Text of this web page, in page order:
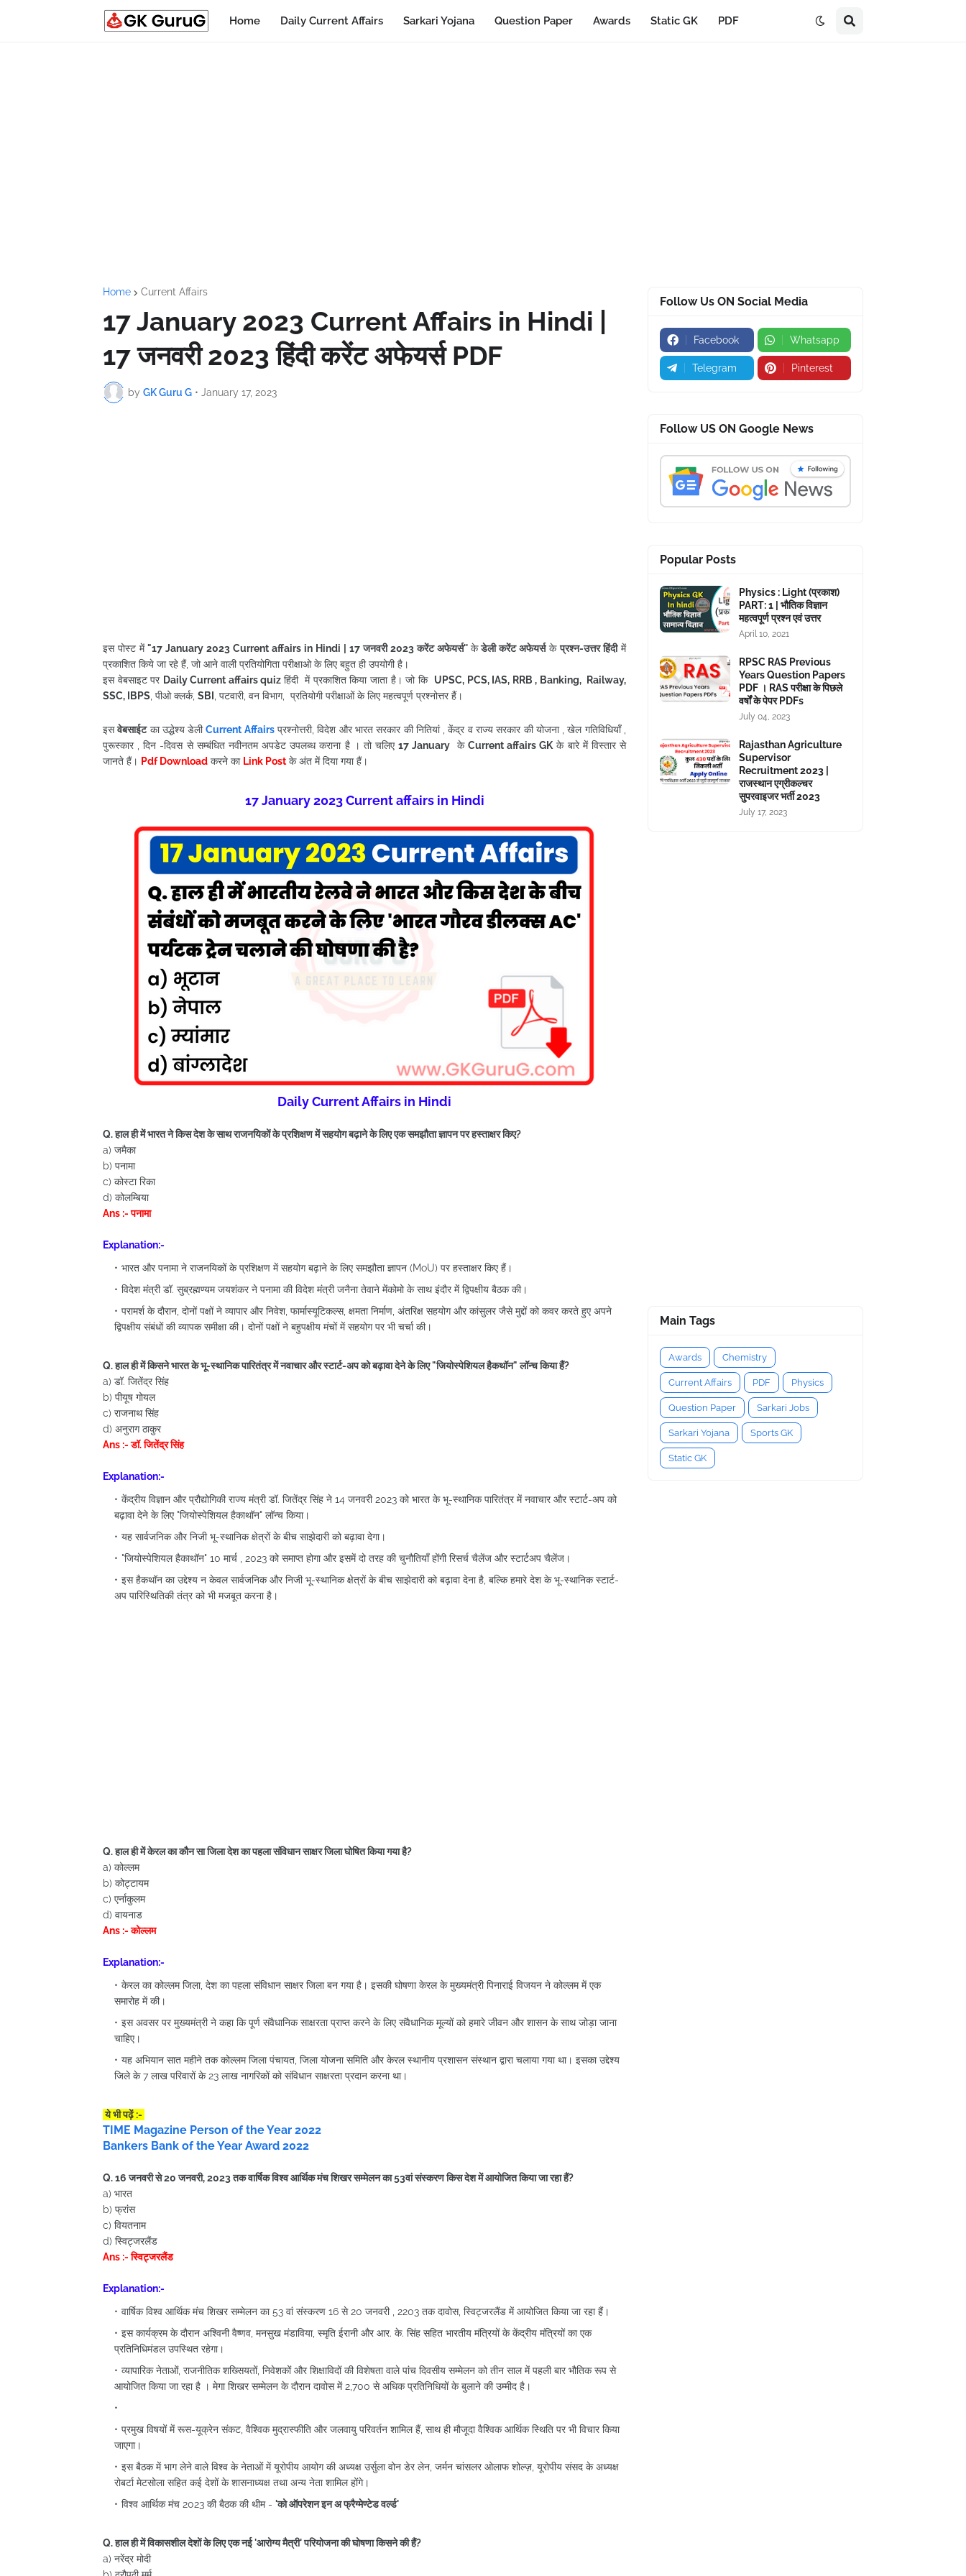
Home Daily Current Affairs Sarkari Yojana Question Paper Awards Static GK PDF
Home Current Affairs
17 January 2023 Current Affairs in Hindi |
17 जनवरी 2023 हिंदी करेंट अफेयर्स PDF
by GK Guru G • January 17, 2023
इस पोस्ट में"17 January 2023 Current affairs in Hindi | 17 जनवरी2023 करेंट अफेयर्स'' के डेली करेंट अफेयर्सकेप्रश्न-उत्तर हिंदीमें
प्रकाशित किये जा रहे हैं, जो आने वाली प्रतियोगिता परीक्षाओ के लिए बहुत ही उपयोगी है।
इस वेबसाइट पर Daily Current affairs quiz हिंदी में प्रकाशित किया जाता है। जो कि UPSC, PCS, IAS, RRB , Banking, Railway,
SSC, IBPS , पीओ क्लर्क, SBI , पटवारी, वन विभाग, प्रतियोगी परीक्षाओं के लिए महत्वपूर्ण प्रश्नोत्तर हैं।
इसवेबसाईटका उद्धेश्य डेलीCurrent Affairsप्रश्नोत्तरी, विदेश और भारत सरकार की नितियां , केंद्र व राज्य सरकार की योजना , खेल गतिविधियाँ ,
पुरूस्कार , दिन -दिवस से सम्बंधित नवीनतम अपडेट उपलब्ध कराना है । तो चलिए 17 January के Current affairs GK के बारे में विस्तार से
जानते हैं। Pdf Download करने का Link Post के अंत में दिया गया हैं।
17 January2023 Current affairs in Hindi
Daily Current Affairs in Hindi
Q. हाल ही में भारत ने किस देश के साथ राजनयिकों के प्रशिक्षण में सहयोग बढ़ाने के लिए एक समझौता ज्ञापन पर हस्ताक्षर किए?
a) जमैका
b) पनामा
c) कोस्टा रिका
d) कोलम्बिया
Ans :- पनामा
Explanation:-
भारत और पनामा ने राजनयिकों के प्रशिक्षण में सहयोग बढ़ाने के लिए समझौता ज्ञापन (MoU) पर हस्ताक्षर किए हैं।
विदेश मंत्री डॉ. सुब्रह्मण्यम जयशंकर ने पनामा की विदेश मंत्री जनैना तेवाने मेंकोमो के साथ इंदौर में द्विपक्षीय बैठक की।
परामर्श के दौरान, दोनों पक्षों ने व्यापार और निवेश, फार्मास्यूटिकल्स, क्षमता निर्माण, अंतरिक्ष सहयोग और कांसुलर जैसे मुद्दों को कवर करते हुए अपने
द्विपक्षीय संबंधों की व्यापक समीक्षा की। दोनों पक्षों ने बहुपक्षीय मंचों में सहयोग पर भी चर्चा की।
Q. हाल ही में किसने भारत के भू-स्थानिक पारितंत्र में नवाचार और स्टार्ट-अप को बढ़ावा देने के लिए "जियोस्पेशियल हैकथॉन"लॉन्च किया हैं?
a) डॉ. जितेंद्र सिंह
b) पीयूष गोयल
c) राजनाथ सिंह
d) अनुराग ठाकुर
Ans :- डॉ. जितेंद्र सिंह
Explanation:-
केंद्रीय विज्ञान और प्रौद्योगिकी राज्य मंत्री डॉ. जितेंद्र सिंह ने 14 जनवरी 2023 को भारत के भू-स्थानिक पारितंत्र में नवाचार और स्टार्ट-अप को
बढ़ावा देने के लिए "जियोस्पेशियल हैकाथॉन" लॉन्च किया।
यह सार्वजनिक और निजी भू-स्थानिक क्षेत्रों के बीच साझेदारी को बढ़ावा देगा।
"जियोस्पेशियल हैकाथॉन" 10 मार्च , 2023 को समाप्त होगा और इसमें दो तरह की चुनौतियाँ होंगी रिसर्च चैलेंज और स्टार्टअप चैलेंज।
इस हैकथॉन का उद्देश्य न केवल सार्वजनिक और निजी भू-स्थानिक क्षेत्रों के बीच साझेदारी को बढ़ावा देना है, बल्कि हमारे देश के भू-स्थानिक स्टार्ट-
अप पारिस्थितिकी तंत्र को भी मजबूत करना है।
Q. हाल ही में केरल का कौन सा जिला देश का पहला संविधान साक्षर जिला घोषित किया गया है?
a) कोल्लम
b) कोट्टायम
c) एर्नाकुलम
d) वायनाड
Ans :- कोल्लम
Explanation:-
केरल का कोल्लम जिला, देश का पहला संविधान साक्षर जिला बन गया है। इसकी घोषणा केरल के मुख्यमंत्री पिनाराई विजयन ने कोल्लम में एक
समारोह में की।
इस अवसर पर मुख्यमंत्री ने कहा कि पूर्ण संवैधानिक साक्षरता प्राप्त करने के लिए संवैधानिक मूल्यों को हमारे जीवन और शासन के साथ जोड़ा जाना
चाहिए।
यह अभियान सात महीने तक कोल्लम जिला पंचायत, जिला योजना समिति और केरल स्थानीय प्रशासन संस्थान द्वारा चलाया गया था। इसका उद्देश्य
जिले के 7 लाख परिवारों के 23 लाख नागरिकों को संविधान साक्षरता प्रदान करना था।
ये भी पढ़ें :-
TIME Magazine Person of the Year 2022
Bankers Bank of the Year Award 2022
Q. 16 जनवरी से 20 जनवरी, 2023 तक वार्षिक विश्व आर्थिक मंच शिखर सम्मेलन का 53वां संस्करण किस देश में आयोजित किया जा रहा हैं?
a) भारत
b) फ्रांस
c) वियतनाम
d) स्विट्जरलैंड
Ans :- स्विट्जरलैंड
Explanation:-
वार्षिक विश्व आर्थिक मंच शिखर सम्मेलन का 53 वां संस्करण 16 से 20 जनवरी , 2203 तक दावोस, स्विट्जरलैंड में आयोजित किया जा रहा हैं।
इस कार्यक्रम के दौरान अश्विनी वैष्णव, मनसुख मंडाविया, स्मृति ईरानी और आर. के. सिंह सहित भारतीय मंत्रियों के केंद्रीय मंत्रियों का एक
प्रतिनिधिमंडल उपस्थित रहेगा।
व्यापारिक नेताओं, राजनीतिक शख्सियतों, निवेशकों और शिक्षाविदों की विशेषता वाले पांच दिवसीय सम्मेलन को तीन साल में पहली बार भौतिक रूप से
आयोजित किया जा रहा है । मेगा शिखर सम्मेलन के दौरान दावोस में 2,700 से अधिक प्रतिनिधियों के बुलाने की उम्मीद है।
प्रमुख विषयों में रूस-यूक्रेन संकट, वैश्विक मुद्रास्फीति और जलवायु परिवर्तन शामिल हैं, साथ ही मौजूदा वैश्विक आर्थिक स्थिति पर भी विचार किया
जाएगा।
इस बैठक में भाग लेने वाले विश्व के नेताओं में यूरोपीय आयोग की अध्यक्ष उर्सुला वोन डेर लेन, जर्मन चांसलर ओलाफ शोल्ज़, यूरोपीय संसद के अध्यक्ष
रोबर्टा मेटसोला सहित कई देशों के शासनाध्यक्ष तथा अन्य नेता शामिल होंगे।
विश्व आर्थिक मंच 2023 की बैठक की थीम - 'को ऑपरेशन इन अ फ्रैग्मेण्टेड वर्ल्ड'
Q. हाल ही में विकासशील देशों के लिए एक नई 'आरोग्य मैत्री' परियोजना की घोषणा किसने की हैं?
a) नरेंद्र मोदी
Follow Us ON Social Media
Facebook Whatsapp
Telegram Pinterest
Follow US ON Google News
Popular Posts
Physics : Light (प्रकाश)
PART: 1 | भौतिक विज्ञान
महत्वपूर्ण प्रश्न एवं उत्तर
April 10, 2021
RPSC RAS Previous
Years Question Papers
PDF । RAS परीक्षा के पिछले
वर्षों के पेपर PDFs
July 04, 2023
Rajasthan Agriculture
Supervisor
Recruitment 2023 |
राजस्थान एग्रीकल्चर
सुपरवाइजर भर्ती 2023
July 17, 2023
Main Tags
Awards Chemistry
Current Affairs PDF Physics
Question Paper Sarkari Jobs
Sarkari Yojana Sports GK
Static GK